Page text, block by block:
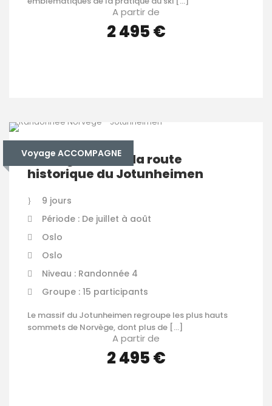
A partir de
2 495 €
Voyage ACCOMPAGNE
Norvège – Trek : la route
historique du Jotunheimen
9 jours
Période : De juillet à août
Oslo
Oslo
Niveau : Randonnée 4
Groupe : 15 participants
Le massif du Jotunheimen regroupe les plus hauts
sommets de Norvège, dont plus de […]
A partir de
2 495 €